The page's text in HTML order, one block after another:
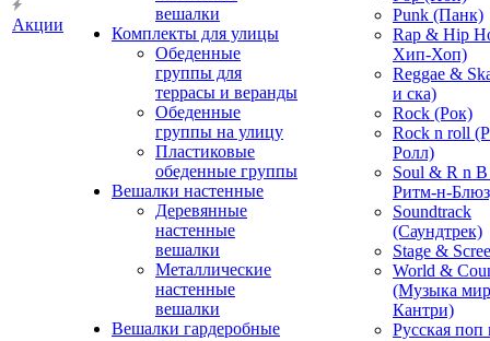
Акции
вешалки
Комплекты для улицы
Обеденные
группы для
террасы и веранды
Обеденные
группы на улицу
Пластиковые
обеденные группы
Вешалки настенные
Деревянные
настенные
вешалки
Металлические
настенные
вешалки
Вешалки гардеробные
Punk (Панк)
Rap & Hip
Хип-Хоп)
Reggae &
и ска)
Rock (Рок)
Rock n roll
Ролл)
Soul & R n
Ритм-н-
Soundtrack
(Саундтрек)
Stage &
World &
(Музыка
Кантри)
Русская поп